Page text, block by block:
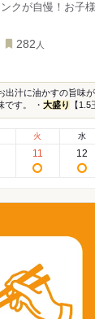
クが自慢！お子
282 人
出汁に油かすの旨味
です。 ・ 大盛り 【1.5
火
11
水
12